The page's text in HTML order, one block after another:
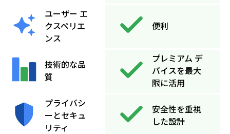
ユーザー エ
クスペリエ
ンス
便利
技術的な品
質
プレミアム デ
バイスを最大
限に活用
プライバシ
ーとセキュ
リティ
安全性を重視
した設計